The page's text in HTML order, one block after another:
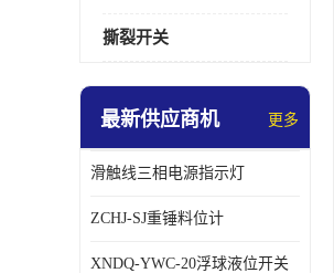
撕裂开关
最新供应商机 更多
滑触线三相电源指示灯
ZCHJ-SJ重锤料位计
XNDQ-YWC-20浮球液位开关